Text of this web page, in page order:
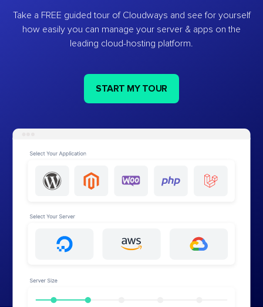
Take a FREE guided tour of Cloudways and see for yourself
how easily you can manage your server & apps on the
leading cloud-hosting platform.
START MY TOUR